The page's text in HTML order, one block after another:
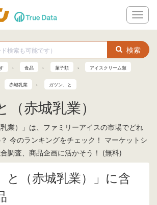
メ
ニ
ー
検索
食品 菓子類 アイスクリーム類
赤城乳業 ガツン、と
赤城乳業）
乳業）」は、ファミリーアイスの市場でどれ
今のランキングをチェック！ マーケットシ
調査、商品企画に活かそう！ (無料)
と（赤城乳業）」に含